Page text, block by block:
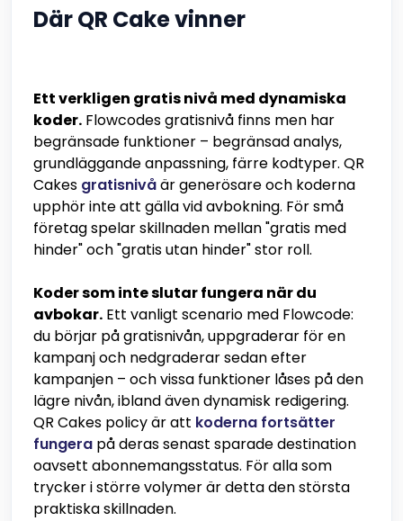
Där QR Cake vinner
Ett verkligen gratis nivå med dynamiska
koder. Flowcodes gratisnivå finns men har
begränsade funktioner – begränsad analys,
grundläggande anpassning, färre kodtyper. QR
Cakes gratisnivåär generösare och koderna
upphör inte att gälla vid avbokning. För små
företag spelar skillnaden mellan "gratis med
hinder" och "gratis utan hinder" stor roll.
Koder som inte slutar fungera när du
avbokar. Ett vanligt scenario med Flowcode:
du börjar på gratisnivån, uppgraderar för en
kampanj och nedgraderar sedan efter
kampanjen – och vissa funktioner låses på den
lägre nivån, ibland även dynamisk redigering.
QR Cakes policy är att koderna fortsätter
fungera på deras senast sparade destination
oavsett abonnemangsstatus. För alla som
trycker i större volymer är detta den största
praktiska skillnaden.